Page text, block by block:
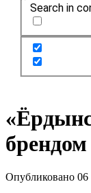
Search in
Опубликовано 06